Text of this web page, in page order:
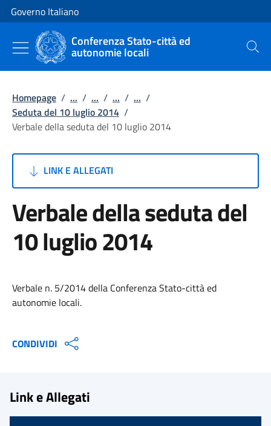
Vai al contenuto
Vai alla navigazione del sito
Governo Italiano
Conferenza Stato-città ed
autonomie locali Cerca
Homepage / ... / ... / ... / ... /
Seduta del 10 luglio 2014 /
Verbale della seduta del 10 luglio 2014
LINK E ALLEGATI
Verbale della seduta del
10 luglio 2014
Verbale n. 5/2014 della Conferenza Stato-città ed
autonomie locali.
CONDIVIDI
Link e Allegati